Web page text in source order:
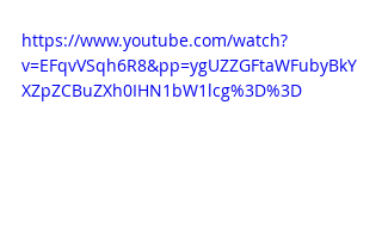
https://www.youtube.com/watch?
v=EFqvVSqh6R8&pp=ygUZZGFtaWFubyBkY
XZpZCBuZXh0IHN1bW1lcg%3D%3D